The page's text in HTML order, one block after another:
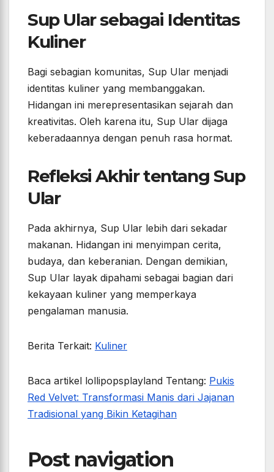
Sup Ular sebagai Identitas
Kuliner
Bagi sebagian komunitas, Sup Ular menjadi
identitas kuliner yang membanggakan.
Hidangan ini merepresentasikan sejarah dan
kreativitas. Oleh karena itu, Sup Ular dijaga
keberadaannya dengan penuh rasa hormat.
Refleksi Akhir tentang Sup
Ular
Pada akhirnya, Sup Ular lebih dari sekadar
makanan. Hidangan ini menyimpan cerita,
budaya, dan keberanian. Dengan demikian,
Sup Ular layak dipahami sebagai bagian dari
kekayaan kuliner yang memperkaya
pengalaman manusia.
Berita Terkait: Kuliner
Baca artikel lollipopsplayland Tentang: Pukis
Red Velvet: Transformasi Manis dari Jajanan
Tradisional yang Bikin Ketagihan
Post navigation